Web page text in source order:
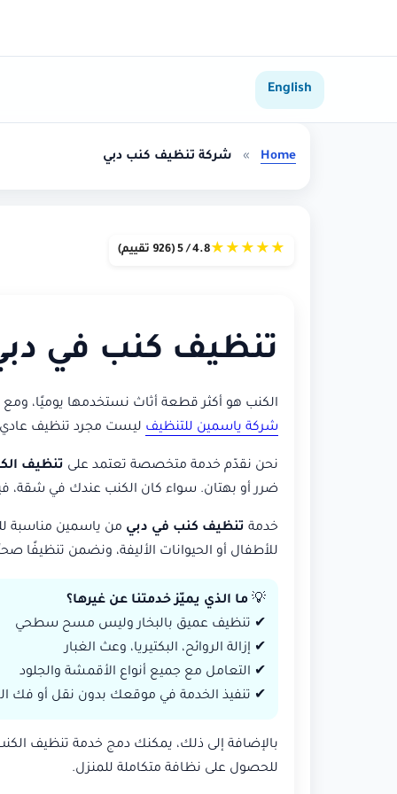
English
Home
» شركة تنظيف كنب دبي
★
★
★
★
★4.8 / 5 (926 تقييم)
تنظيف كنب في
الكنب هو أكثر قطعة أثاث نستخدمها يوميًا، ومع
شركة ياسمين للتنظيف ليست مجرد تنظيف عادي،
نحن نقدّم خدمة متخصصة تعتمد على تنظيف
ضرر أو بهتان. سواء كان الكنب عندك في شقة،
خدمة تنظيف كنب في دبي من ياسمين مناسبة
للأطفال أو الحيوانات الأليفة، ونضمن تنظيفًا
💡 ما الذي يميّز خدمتنا عن غيرها؟
✔ تنظيف عميق بالبخار وليس مسح سطحي
✔ إزالة الروائح، البكتيريا، وعث الغبار
✔ التعامل مع جميع أنواع الأقمشة والجلود
✔ تنفيذ الخدمة في موقعك بدون نقل أو فك
بالإضافة إلى ذلك، يمكنك دمج خدمة تنظيف
للحصول على نظافة متكاملة للمنزل.